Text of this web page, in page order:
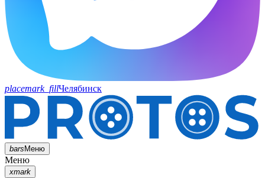
placemark_fillЧелябинск
barsМеню
Меню
xmark